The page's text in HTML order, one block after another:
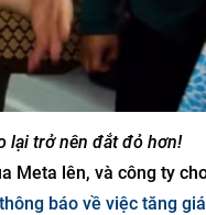
lại trở nên đắt đỏ hơn!
Meta lên, và công ty
thông báo về việc tăng giá